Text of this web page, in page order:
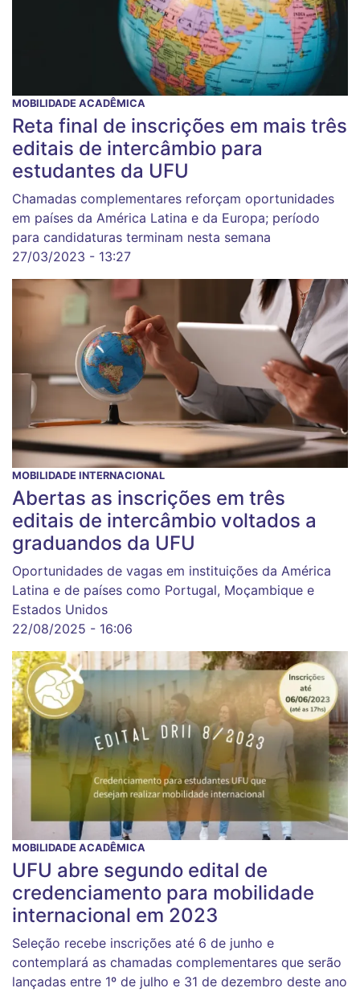
MOBILIDADE ACADÊMICA
Reta final de inscrições em mais três
editais de intercâmbio para
estudantes da UFU
Chamadas complementares reforçam oportunidades
em países da América Latina e da Europa; período
para candidaturas terminam nesta semana
27/03/2023 - 13:27
MOBILIDADE INTERNACIONAL
Abertas as inscrições em três
editais de intercâmbio voltados a
graduandos da UFU
Oportunidades de vagas em instituições da América
Latina e de países como Portugal, Moçambique e
Estados Unidos
22/08/2025 - 16:06
MOBILIDADE ACADÊMICA
UFU abre segundo edital de
credenciamento para mobilidade
internacional em 2023
Seleção recebe inscrições até 6 de junho e
contemplará as chamadas complementares que serão
lançadas entre 1º de julho e 31 de dezembro deste ano